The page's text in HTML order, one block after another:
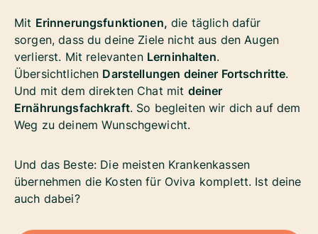
Mit Erinnerungsfunktionen, die täglich dafür
sorgen, dass du deine Ziele nicht aus den Augen
verlierst. Mit relevanten Lerninhalten.
Übersichtlichen Darstellungen deiner Fortschritte.
Und mit dem direkten Chat mit deiner
Ernährungsfachkraft. So begleiten wir dich auf dem
Weg zu deinem Wunschgewicht.
Und das Beste: Die meisten Krankenkassen
übernehmen die Kosten für Oviva komplett. Ist deine
auch dabei?